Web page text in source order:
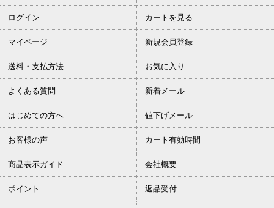
ログイン カートを見る
マイページ 新規会員登録
送料・支払方法 お気に入り
よくある質問 新着メール
はじめての方へ 値下げメール
お客様の声 カート有効時間
商品表示ガイド 会社概要
ポイント 返品受付